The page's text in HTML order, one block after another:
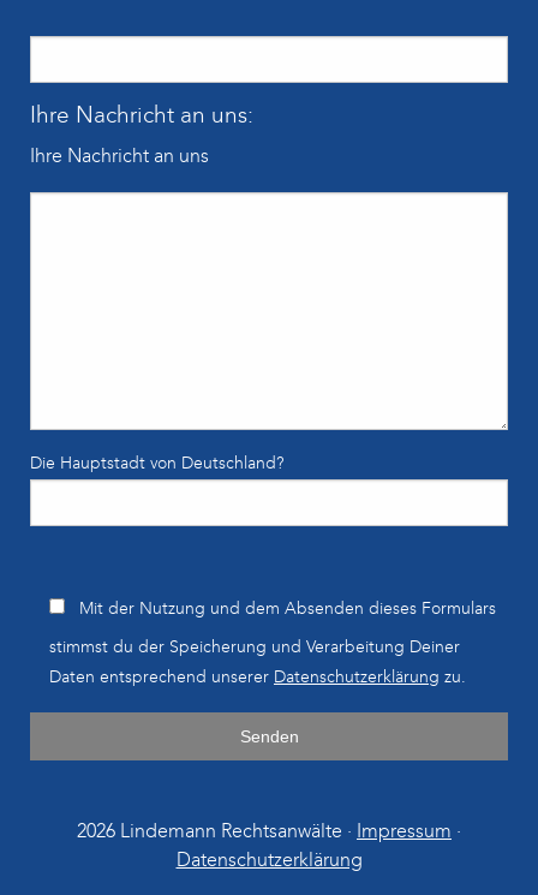
Ihre Nachricht an uns:
Ihre Nachricht an uns
Die Hauptstadt von Deutschland?
Mit der Nutzung und dem Absenden dieses Formulars
stimmst du der Speicherung und Verarbeitung Deiner
Daten entsprechend unserer Datenschutzerklärung zu.
2026 Lindemann Rechtsanwälte · Impressum ·
Datenschutzerklärung